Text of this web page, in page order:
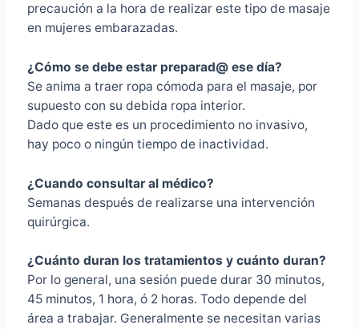
precaución a la hora de realizar este tipo de masaje
en mujeres embarazadas.
¿Cómo se debe estar preparad@ ese día?
Se anima a traer ropa cómoda para el masaje, por
supuesto con su debida ropa interior.
Dado que este es un procedimiento no invasivo,
hay poco o ningún tiempo de inactividad.
¿Cuando consultar al médico?
Semanas después de realizarse una intervención
quirúrgica.
¿Cuánto duran los tratamientos y cuánto duran?
Por lo general, una sesión puede durar 30 minutos,
45 minutos, 1 hora, ó 2 horas. Todo depende del
área a trabajar. Generalmente se necesitan varias